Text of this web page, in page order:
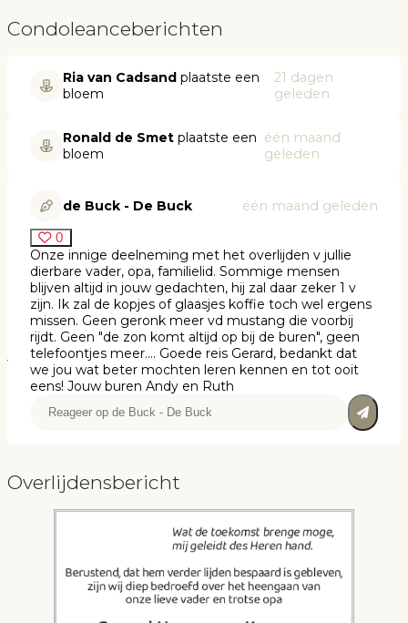
Condoleanceberichten
Ria van Cadsand plaatste een
bloem
21 dagen
geleden
Ronald de Smet plaatste een
bloem
één maand
geleden
de Buck - De Buck één maand geleden
0
Onze innige deelneming met het overlijden v jullie
dierbare vader, opa, familielid. Sommige mensen
blijven altijd in jouw gedachten, hij zal daar zeker 1 v
zijn. Ik zal de kopjes of glaasjes koffie toch wel ergens
missen. Geen geronk meer vd mustang die voorbij
rijdt. Geen "de zon komt altijd op bij de buren", geen
telefoontjes meer.... Goede reis Gerard, bedankt dat
we jou wat beter mochten leren kennen en tot ooit
eens! Jouw buren Andy en Ruth
Overlijdensbericht